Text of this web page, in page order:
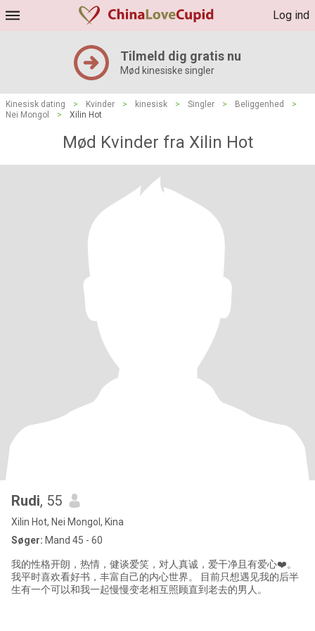
Log ind
Tilmeld dig gratis nu
Mød kinesiske singler
Kinesisk dating > Kvinder > kinesisk > Singler > Beliggenhed
>
Nei Mongol
> Xilin Hot
Mød Kvinder fra Xilin Hot
Rudi, 55
Xilin Hot, Nei Mongol, Kina
Søger: Mand 45 - 60
我的性格开朗，热情，健谈爱笑，对人真诚，爱干净且有爱心❤️。
我平时喜欢看好书，丰富自己的内心世界。 目前只想遇见我的后半
生有一个可以和我一起慢慢变老相互照顾直到老去的男人。